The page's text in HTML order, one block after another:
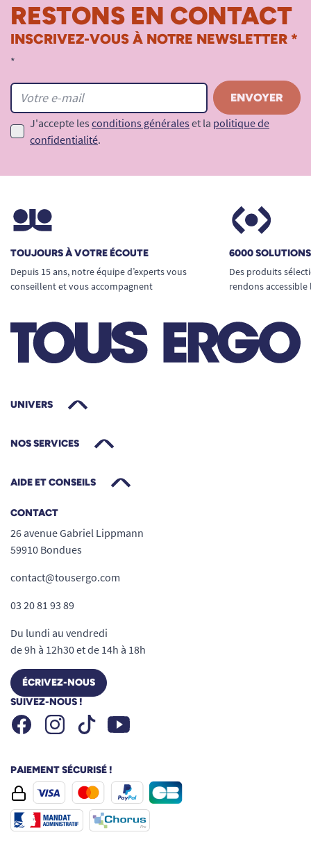
RESTONS EN CONTACT
INSCRIVEZ-VOUS À NOTRE NEWSLETTER *
*
J'accepte les conditions générales et la politique de
confidentialité.
TOUJOURS À VOTRE ÉCOUTE
Depuis 15 ans, notre équipe d’experts vous
conseillent et vous accompagnent
6000
Des produits
rendons
UNIVERS
NOS SERVICES
AIDE ET CONSEILS
CONTACT
26 avenue Gabriel Lippmann
59910 Bondues
contact@tousergo.com
03 20 81 93 89
Du lundi au vendredi
de 9h à 12h30 et de 14h à 18h
ÉCRIVEZ-NOUS
SUIVEZ-NOUS !
FacebookInstagramTiktok Youtube
PAIEMENT SÉCURISÉ !